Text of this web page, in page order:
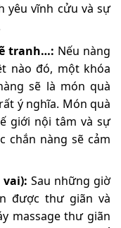
yêu vĩnh cửu và sự
tranh…: Nếu nàng
nào đó, một khóa
sẽ là món quà
ý nghĩa. Món quà
giới nội tâm và sự
chắn nàng sẽ cảm
Sau những giờ
được thư giãn và
massage thư giãn